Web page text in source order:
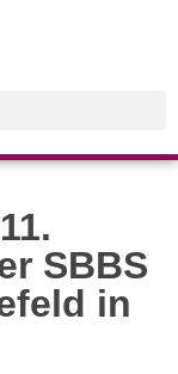
SBBS
in